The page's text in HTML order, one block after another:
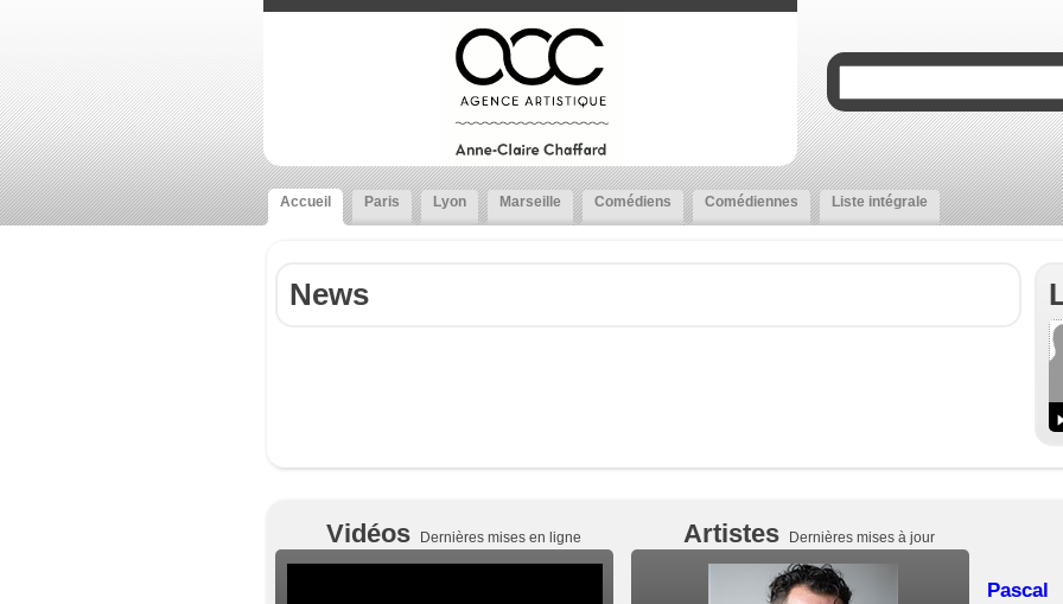
Accueil Paris Lyon Marseille Comédiens Comédiennes Liste intégrale
News
Vidéos Dernières mises en ligne Artistes Dernières mises à jour